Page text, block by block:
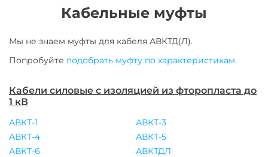
Кабельные муфты
Мы не знаем муфты для кабеля АВКТД(Л).
Попробуйте подобрать муфту по характеристикам.
Кабели силовые с изоляцией из фторопласта до
1 кВ
АВКТ-1
АВКТ-3
АВКТ-4
АВКТ-5
АВКТ-6
АВКТДЛ